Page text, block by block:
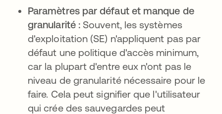
Paramètres par défaut et manque de
granularité : Souvent, les systèmes
d'exploitation (SE) n'appliquent pas par
défaut une politique d'accès minimum,
car la plupart d'entre eux n'ont pas le
niveau de granularité nécessaire pour le
faire. Cela peut signifier que l'utilisateur
qui crée des sauvegardes peut